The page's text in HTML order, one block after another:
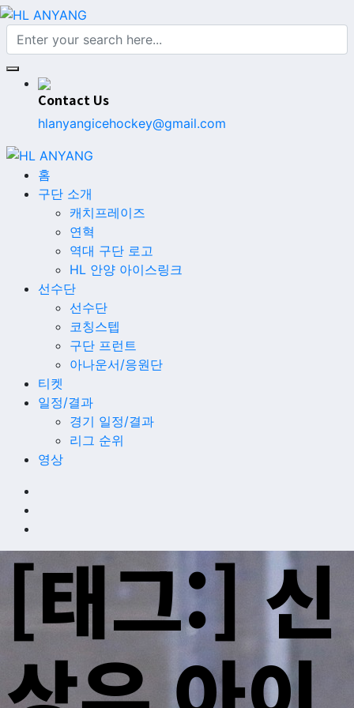
Contact Us
hlanyangicehockey@gmail.com
홈
구단 소개
캐치프레이즈
연혁
역대 구단 로고
HL 안양 아이스링크
선수단
선수단
코칭스텝
구단 프런트
아나운서/응원단
티켓
일정/결과
경기 일정/결과
리그 순위
영상
[태그:] 신